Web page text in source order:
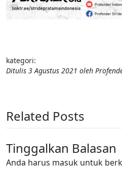
kategori:
Ditulis 3 Agustus 2021 oleh
Related Posts
Tinggalkan Balasan
Anda harus masuk untuk